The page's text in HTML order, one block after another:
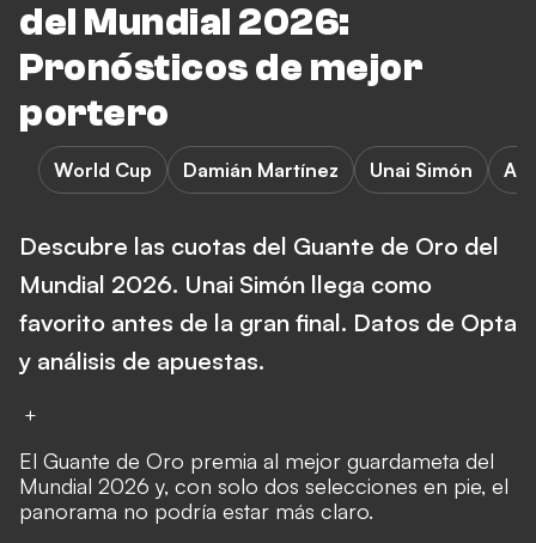
del Mundial 2026:
Pronósticos de mejor
portero
World Cup Damián Martínez Unai Simón A.
Descubre las cuotas del Guante de Oro del
Mundial 2026. Unai Simón llega como
favorito antes de la gran final. Datos de Opta
y análisis de apuestas.
+
El Guante de Oro premia al mejor guardameta del
Mundial 2026 y, con solo dos selecciones en pie, el
panorama no podría estar más claro.